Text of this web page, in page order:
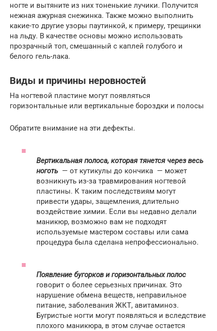
ногте и вытяните из них тоненькие лучики. Получится
нежная ажурная снежинка. Также можно выполнить
какие-то другие узоры паутинкой, к примеру, трещинки
на льду. В качестве основы можно использовать
прозрачный топ, смешанный с каплей голубого и
белого гель-лака.
Виды и причины неровностей
На ногтевой пластине могут появляться
горизонтальные или вертикальные бороздки и полосы
Обратите внимание на эти дефекты.
Вертикальная полоса, которая тянется через весь
ноготь — от кутикулы до кончика — может
возникнуть из-за травмирования ногтевой
пластины. К таким последствиям могут
привести удары, защемления, длительно
воздействие химии. Если вы недавно делали
маникюр, возможно вам не подходят
используемые мастером составы или сама
процедура была сделана непрофессионально.
Появление бугорков и горизонтальных полос
говорит о более серьезных причинах. Это
нарушение обмена веществ, неправильное
питание, заболевания ЖКТ, авитаминоз.
Бугристые ногти могут появляться и вследствие
плохого маникюра, в этом случае остается